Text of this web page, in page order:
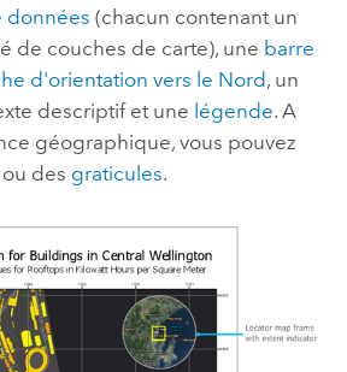
données (chacun contenant un
de couches de carte), une barre
d'orientation vers le Nord, un
descriptif et une légende. A
géographique, vous pouvez
ou des graticules.